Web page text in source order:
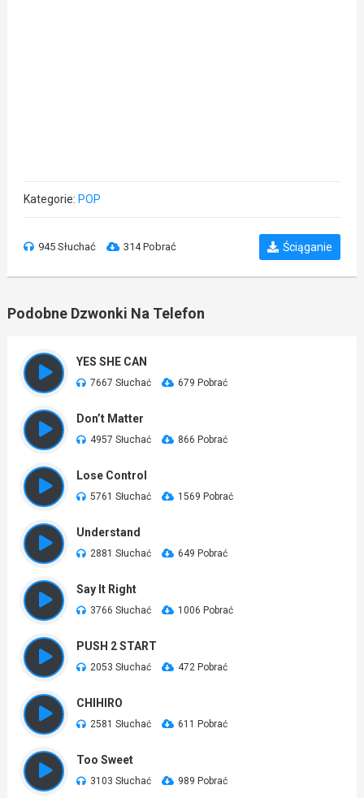
Kategorie: POP
945 Słuchać 314 Pobrać Ściąganie
Podobne Dzwonki Na Telefon
YES SHE CAN
7667 Słuchać 679 Pobrać
Don’t Matter
4957 Słuchać 866 Pobrać
Lose Control
5761 Słuchać 1569 Pobrać
Understand
2881 Słuchać 649 Pobrać
Say It Right
3766 Słuchać 1006 Pobrać
PUSH 2 START
2053 Słuchać 472 Pobrać
CHIHIRO
2581 Słuchać 611 Pobrać
Too Sweet
3103 Słuchać 989 Pobrać